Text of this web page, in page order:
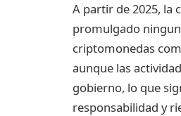
A partir de 2025, la
promulgado
criptomonedas
aunque las
gobierno, lo que
responsabilidad y